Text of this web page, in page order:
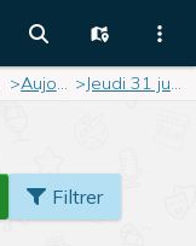
> Aujourd'hui > Jeudi 31 juillet 2025
Filtrer